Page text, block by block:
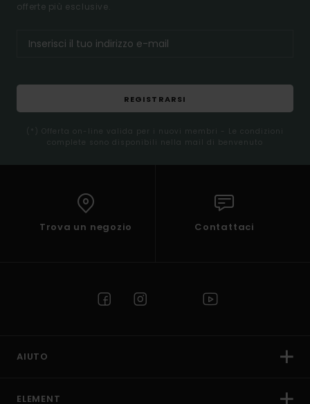
offerte più esclusive.
REGISTRARSI
(*) Offerta on-line valida per i nuovi membri - Le condizioni
complete sono disponibili nella mail di benvenuto
Trova un negozio Contattaci
AIUTO
ELEMENT